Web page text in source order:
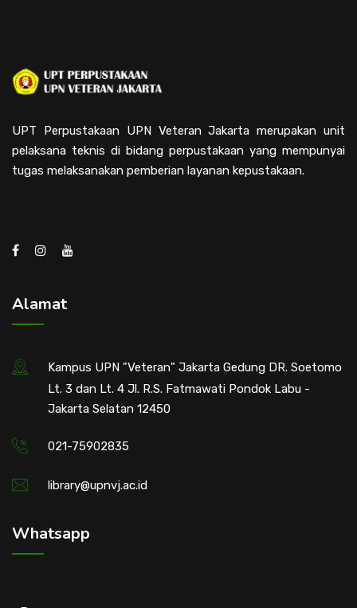
UPT Perpustakaan UPN Veteran Jakarta merupakan unit
pelaksana teknis di bidang perpustakaan yang mempunyai
tugas melaksanakan pemberian layanan kepustakaan.
Alamat
Kampus UPN "Veteran" Jakarta Gedung DR. Soetomo
Lt. 3 dan Lt. 4 Jl. R.S. Fatmawati Pondok Labu -
Jakarta Selatan 12450
021-75902835
library@upnvj.ac.id
Whatsapp